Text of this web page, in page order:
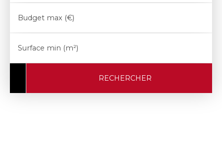
Budget max (€)
Surface min (m²)
RECHERCHER